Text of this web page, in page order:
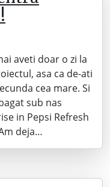
aveti doar o zi la
asa ca de-ati
cea mare. Si
sub nas
in Pepsi Refresh
deja…